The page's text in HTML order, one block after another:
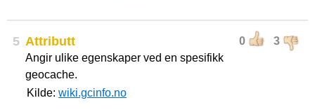
5 0 3
Attributt
Angir ulike egenskaper ved en spesifikk
geocache.
Kilde: wiki.gcinfo.no